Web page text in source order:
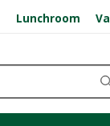
Lunchroom